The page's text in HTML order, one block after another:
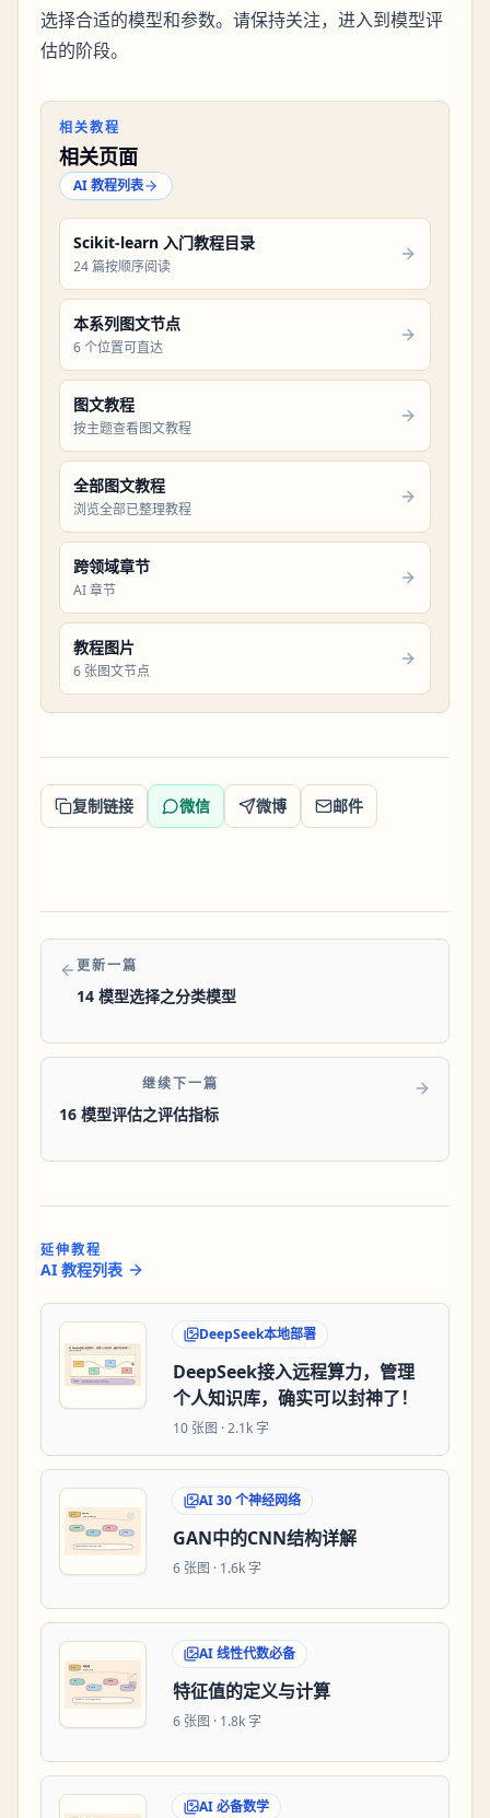
选择合适的模型和参数。请保持关注，进入到模型评
估的阶段。
相关教程
相关页面
AI 教程列表
Scikit-learn 入门教程目录
24 篇按顺序阅读
本系列图文节点
6 个位置可直达
图文教程
按主题查看图文教程
全部图文教程
浏览全部已整理教程
跨领域章节
AI 章节
教程图片
6 张图文节点
复制链接 微信 微博 邮件
更新一篇
14 模型选择之分类模型
继续下一篇
16 模型评估之评估指标
延伸教程
AI 教程列表
DeepSeek本地部署
DeepSeek接入远程算力，管理
个人知识库，确实可以封神了！
10 张图 ·2.1k 字
AI 30 个神经网络
GAN中的CNN结构详解
6 张图 · 1.6k 字
AI 线性代数必备
特征值的定义与计算
6 张图 · 1.8k 字
AI 必备数学